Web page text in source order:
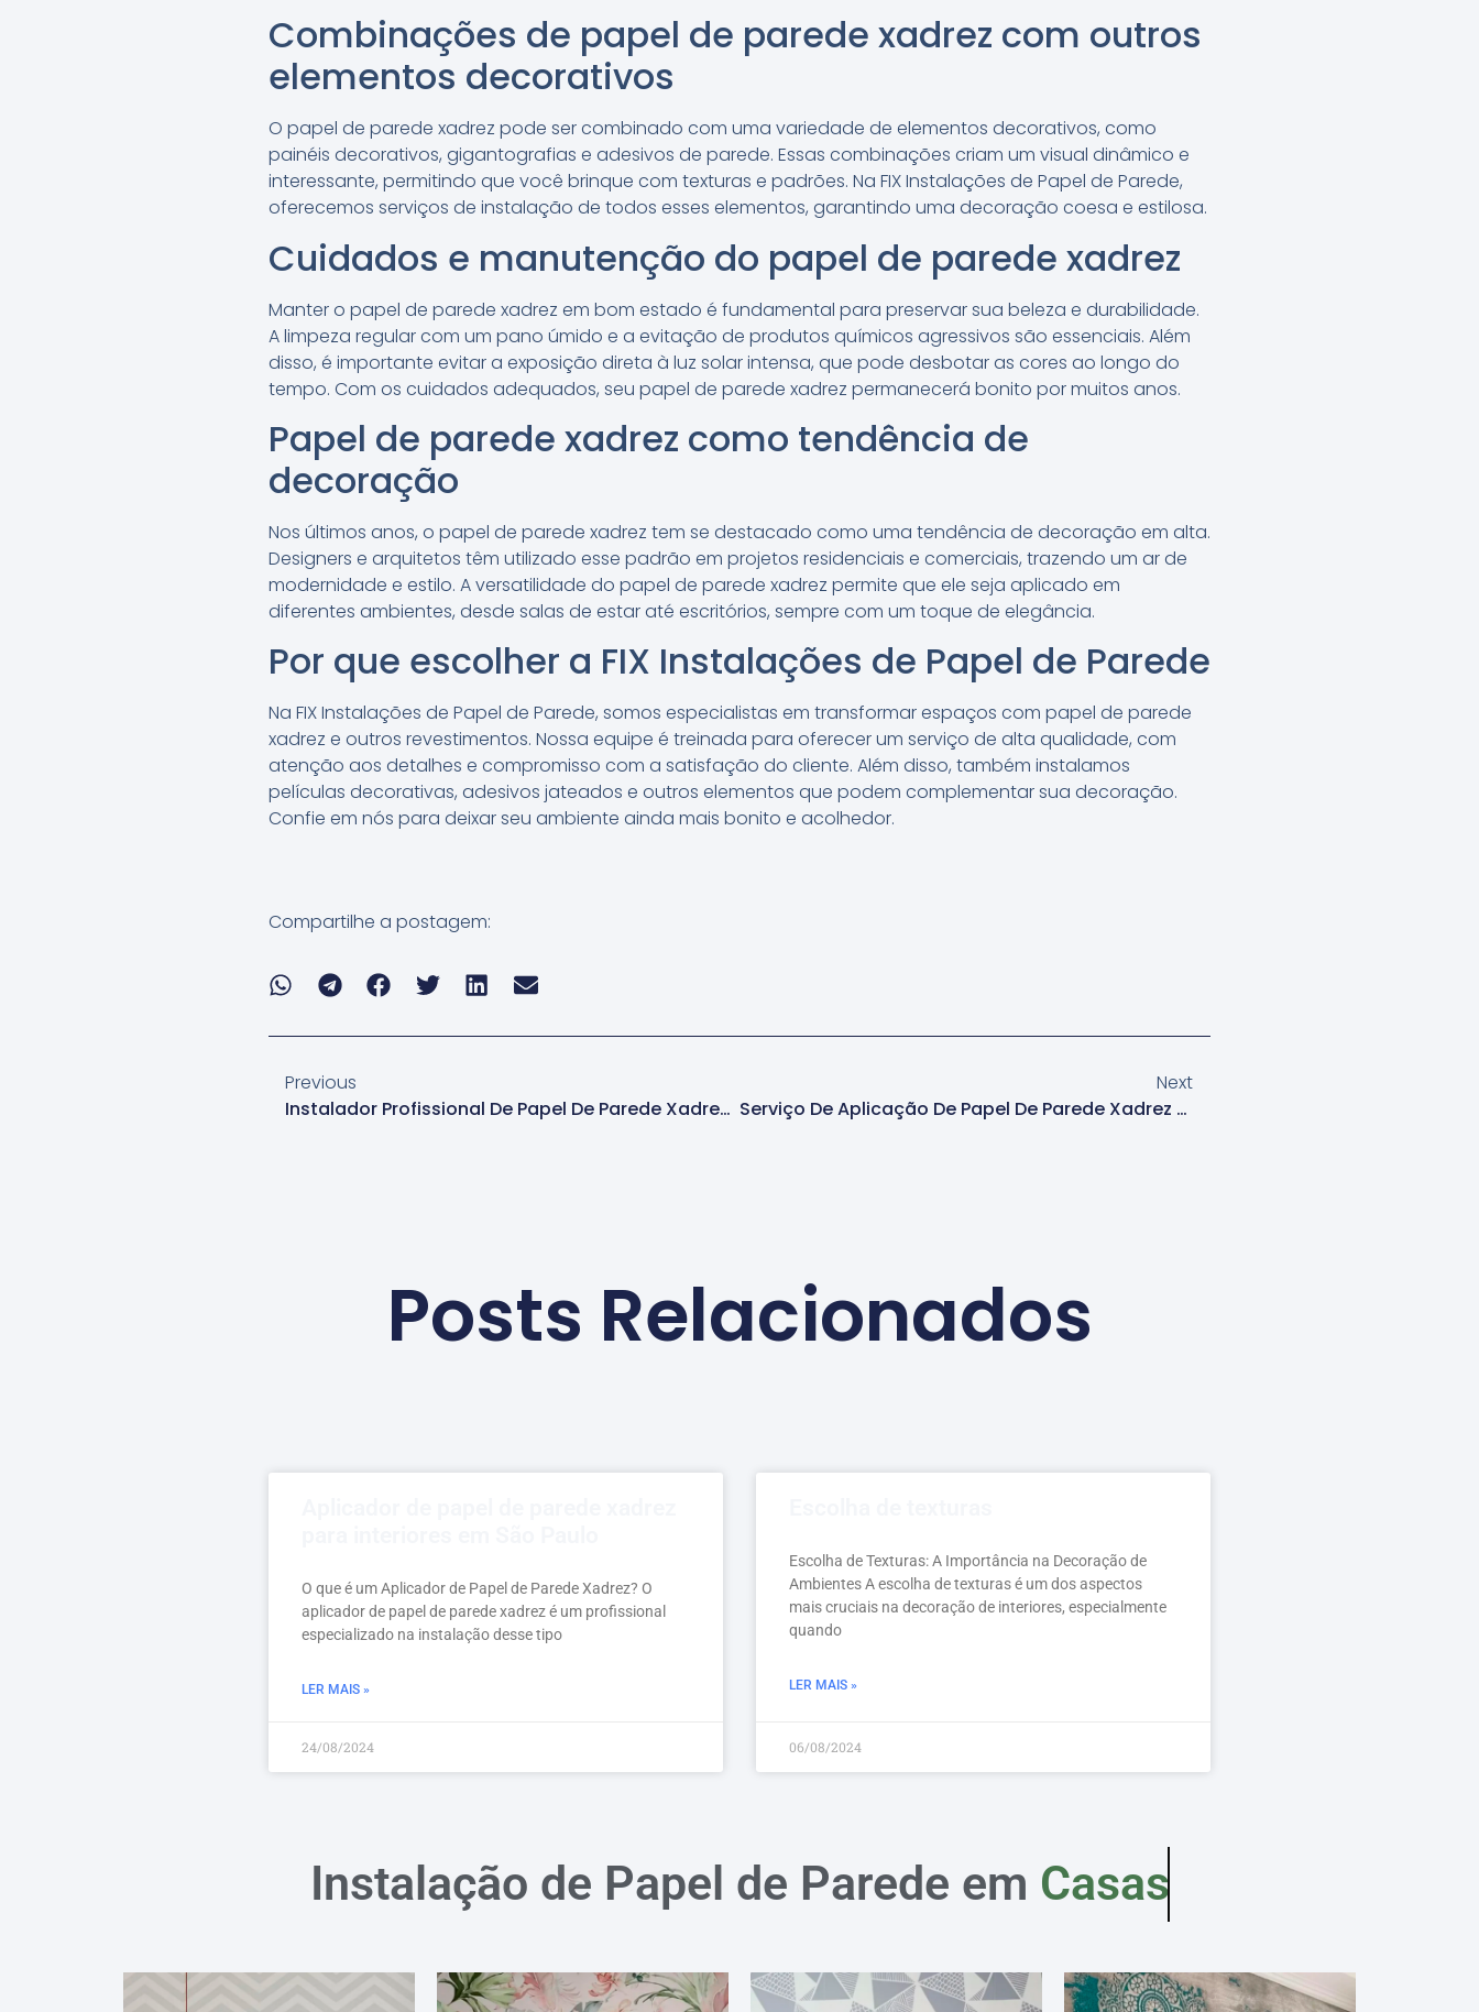
Combinações de papel de parede xadrez com outros
elementos decorativos
O papel de parede xadrez pode ser combinado com uma variedade de elementos decorativos, como
painéis decorativos, gigantografias e adesivos de parede. Essas combinações criam um visual dinâmico e
interessante, permitindo que você brinque com texturas e padrões. Na FIX Instalações de Papel de Parede,
oferecemos serviços de instalação de todos esses elementos, garantindo uma decoração coesa e estilosa.
Cuidados e manutenção do papel de parede xadrez
Manter o papel de parede xadrez em bom estado é fundamental para preservar sua beleza e durabilidade.
A limpeza regular com um pano úmido e a evitação de produtos químicos agressivos são essenciais. Além
disso, é importante evitar a exposição direta à luz solar intensa, que pode desbotar as cores ao longo do
tempo. Com os cuidados adequados, seu papel de parede xadrez permanecerá bonito por muitos anos.
Papel de parede xadrez como tendência de
decoração
Nos últimos anos, o papel de parede xadrez tem se destacado como uma tendência de decoração em alta.
Designers e arquitetos têm utilizado esse padrão em projetos residenciais e comerciais, trazendo um ar de
modernidade e estilo. A versatilidade do papel de parede xadrez permite que ele seja aplicado em
diferentes ambientes, desde salas de estar até escritórios, sempre com um toque de elegância.
Por que escolher a FIX Instalações de Papel de Parede
Na FIX Instalações de Papel de Parede, somos especialistas em transformar espaços com papel de parede
xadrez e outros revestimentos. Nossa equipe é treinada para oferecer um serviço de alta qualidade, com
atenção aos detalhes e compromisso com a satisfação do cliente. Além disso, também instalamos
películas decorativas, adesivos jateados e outros elementos que podem complementar sua decoração.
Confie em nós para deixar seu ambiente ainda mais bonito e acolhedor.
Compartilhe a postagem:
Previous
Instalador Profissional De Papel De Parede Xadrez Barueri
Next
Serviço De Aplicação De Papel De Parede Xadrez Barueri
Posts Relacionados
O que é um Aplicador de Papel de Parede Xadrez? O
aplicador de papel de parede xadrez é um profissional
especializado na instalação desse tipo
LER MAIS »
24/08/2024
Escolha de Texturas: A Importância na Decoração de
Ambientes A escolha de texturas é um dos aspectos
mais cruciais na decoração de interiores, especialmente
quando
LER MAIS »
06/08/2024
Instalação de Papel de Parede em Casas